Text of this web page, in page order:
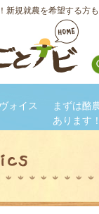
新規就農を希望する方も
ヴォイス
まずは酪
ありま